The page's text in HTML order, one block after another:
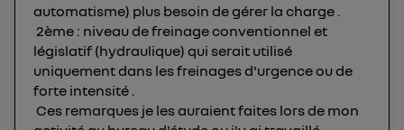
automatisme) plus besoin de gérer la charge .
2ème : niveau de freinage conventionnel et
législatif (hydraulique) qui serait utilisé
uniquement dans les freinages d'urgence ou de
forte intensité .
Ces remarques je les auraient faites lors de mon